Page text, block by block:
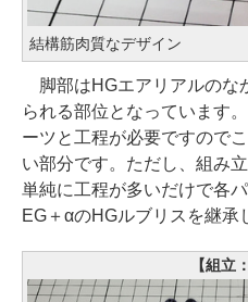
結構筋肉質なデザイン
脚部はHGエアリアルのな
られる部位となっています
ーツと工程が必要ですので
い部分です。ただし、組み
単純に工程が多いだけで各
EG＋αのHGルブリスを継承
【組立